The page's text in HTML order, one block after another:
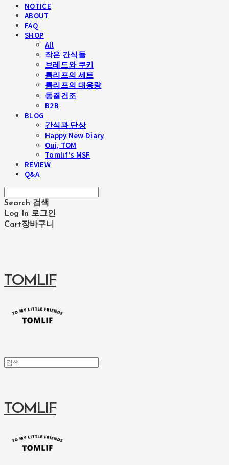
NOTICE
ABOUT
FAQ
SHOP
All
작은 간식들
브레드와 쿠키
톰리프의 세트
톰리프의 대용량
동결건조
B2B
BLOG
간식과 단상
Happy New Diary
Oui, TOM
Tomlif's MSF
REVIEW
Q&A
Search 검색
Log In 로그인
Cart장바구니
TOMLIF
TOMLIF